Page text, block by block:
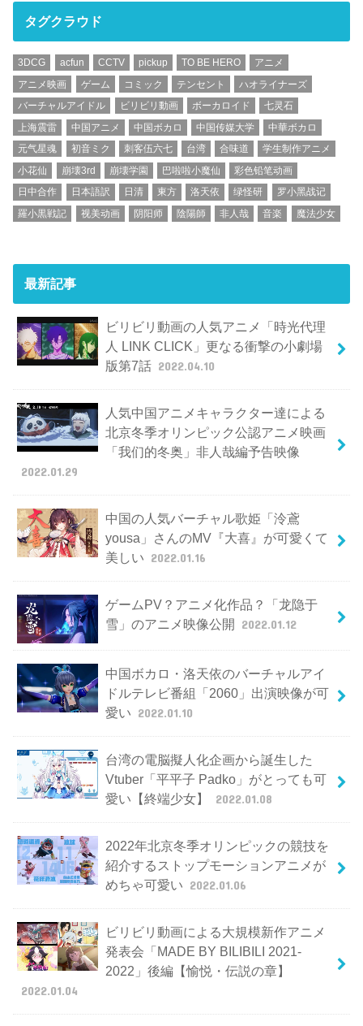
タグクラウド
3DCG acfun CCTV pickup TO BE HERO
アニメ
アニメ映画
ゲーム コミック テンセント
ハオライナーズ
バーチャルアイドル
ビリビリ動画 ボーカロイド
七灵石
上海震雷
中国アニメ 中国ボカロ 中国传媒大学
中華ボカロ
元气星魂
初音ミク 刺客伍六七 台湾 合味道
学生制作アニメ
小花仙
崩壊3rd 崩壊学園 巴啦啦小魔仙
彩色铅笔动画
日中合作
日本語訳 日清 東方 洛天依 绿怪研
罗小黑战记
羅小黒戦記
视美动画 阴阳师 陰陽師 非人哉 音楽 魔法少女
最新記事
ビリビリ動画の人気アニメ「時光代理
人 LINK CLICK」更なる衝撃の小劇場
版第7話 2022.04.10
人気中国アニメキャラクター達による
北京冬季オリンピック公認アニメ映画
「我们的冬奥」非人哉編予告映像
2022.01.29
中国の人気バーチャル歌姫「泠鳶
yousa」さんのMV『大喜』が可愛くて
美しい 2022.01.16
ゲームPV？アニメ化作品？「龙隐于
雪」のアニメ映像公開 2022.01.12
中国ボカロ・洛天依のバーチャルアイ
ドルテレビ番組「2060」出演映像が可
愛い 2022.01.10
台湾の電脳擬人化企画から誕生した
Vtuber「平平子 Padko」がとっても可
愛い【終端少女】
2022.01.08
2022年北京冬季オリンピックの競技を
紹介するストップモーションアニメが
めちゃ可愛い 2022.01.06
ビリビリ動画による大規模新作アニメ
発表会「MADE BY BILIBILI 2021-
2022」後編【愉悦・伝説の章】
2022.01.04